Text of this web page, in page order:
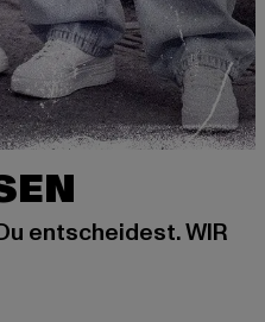
entscheidest. WIR